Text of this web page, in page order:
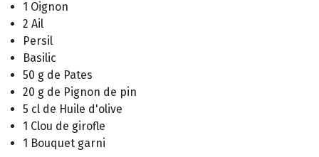
1 Oignon
2 Ail
Persil
Basilic
50 g de Pates
20 g de Pignon de pin
5 cl de Huile d'olive
1 Clou de girofle
1 Bouquet garni